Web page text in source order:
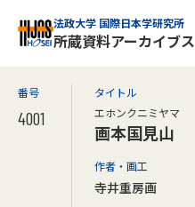
法政大学 国際日本学研究所
所蔵資料アーカイブス
番号
4001
タイトル
エホンクニミヤマ
画本国見山
作者・画工
寺井重房画